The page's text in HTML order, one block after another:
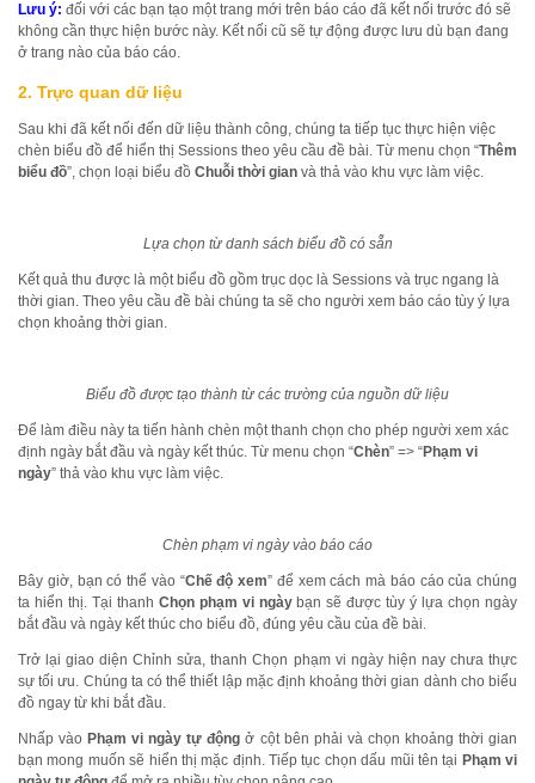
Lưu ý: đối với các bạn tạo một trang mới trên báo cáo đã kết nối trước đó sẽ
không cần thực hiện bước này. Kết nối cũ sẽ tự động được lưu dù bạn đang
ở trang nào của báo cáo.
2. Trực quan dữ liệu
Sau khi đã kết nối đến dữ liệu thành công, chúng ta tiếp tục thực hiện việc
chèn biểu đồ để hiển thị Sessions theo yêu cầu đề bài. Từ menu chọn “Thêm
biểu đồ”, chọn loại biểu đồ Chuỗi thời gian và thả vào khu vực làm việc.
Lựa chọn từ danh sách biểu đồ có sẵn
Kết quả thu được là một biểu đồ gồm trục dọc là Sessions và trục ngang là
thời gian. Theo yêu cầu đề bài chúng ta sẽ cho người xem báo cáo tùy ý lựa
chọn khoảng thời gian.
Biểu đồ được tạo thành từ các trường của nguồn dữ liệu
Để làm điều này ta tiến hành chèn một thanh chọn cho phép người xem xác
định ngày bắt đầu và ngày kết thúc. Từ menu chọn “Chèn” => “Phạm vi
ngày” thả vào khu vực làm việc.
Chèn phạm vi ngày vào báo cáo
Bây giờ, bạn có thể vào “Chế độ xem” để xem cách mà báo cáo của chúng
ta hiển thị. Tại thanh Chọn phạm vi ngàybạn sẽ được tùy ý lựa chọn ngày
bắt đầu và ngày kết thúc cho biểu đồ, đúng yêu cầu của đề bài.
Trở lại giao diện Chỉnh sửa, thanh Chọn phạm vi ngày hiện nay chưa thực
sự tối ưu. Chúng ta có thể thiết lập mặc định khoảng thời gian dành cho biểu
đồ ngay từ khi bắt đầu.
Nhấp vào Phạm vi ngày tự động ở cột bên phải và chọn khoảng thời gian
bạn mong muốn sẽ hiển thị mặc định. Tiếp tục chọn dấu mũi tên tại Phạm vi